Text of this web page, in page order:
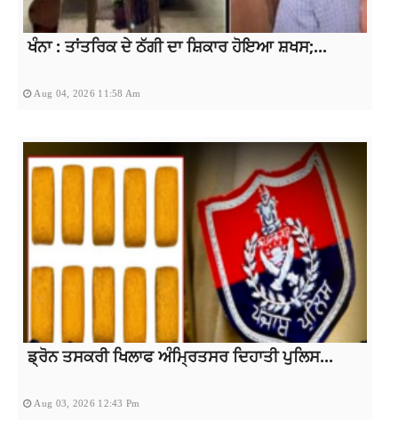
ਖੰਨਾ : ਤਾਂਤਰਿਕ ਦੇ ਠੱਗੀ ਦਾ ਸ਼ਿਕਾਰ ਹੋਇਆ ਸ਼ਖਸ;...
Aug 04, 2026 11:58 Am
ਡ੍ਰੋਨ ਤਸਕਰੀ ਖਿਲਾਫ ਅੰਮ੍ਰਿਤਸਰ ਦਿਹਾਤੀ ਪੁਲਿਸ...
Aug 03, 2026 12:43 Pm